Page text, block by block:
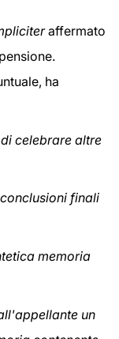
affermato
ha
celebrare altre
finali
memoria
un